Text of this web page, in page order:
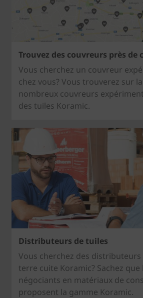
Trouvez des couvreurs près de
Vous cherchez un couvreur
chez vous? Vous trouverez sur
nombreux couvreurs
des tuiles Koramic.
Distributeurs de tuiles
Vous cherchez des distributeurs
terre cuite Koramic? Sachez
négociants en matériaux de
proposent la gamme Koramic.